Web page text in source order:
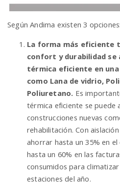
Según Andima existen 3 opciones:
La forma más eficiente
confort y durabilidad se
térmica eficiente en
como Lana de vidrio,
Poliuretano. Es
térmica eficiente se puede
construcciones nuevas
rehabilitación. Con
ahorrar hasta un 35% en
hasta un 60% en las
consumidos para
estaciones del año.